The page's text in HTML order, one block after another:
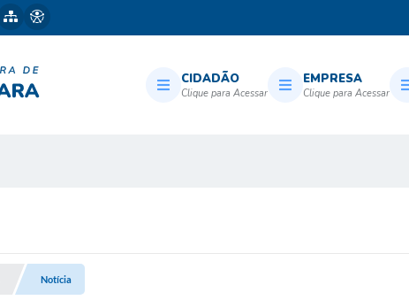
CIDADÃO EMPRESA
Notícia